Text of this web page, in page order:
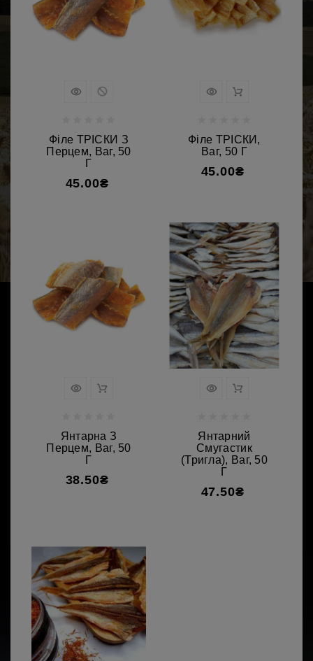
Філе ТРІСКИ З
Перцем, Ваг, 50
Г
45.00₴
Філе ТРІСКИ,
Ваг, 50 Г
45.00₴
Янтарна З
Перцем, Ваг, 50
Г
38.50₴
Янтарний
Смугастик
(тригла), Ваг, 50
Г
47.50₴